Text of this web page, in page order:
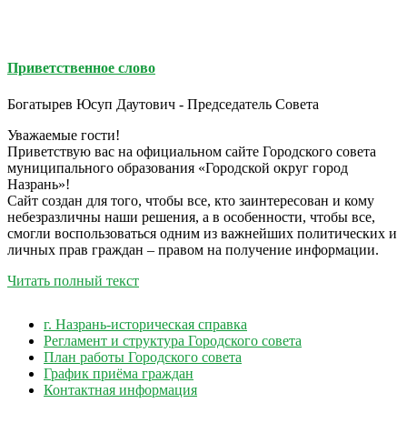
Приветственное слово
Богатырев Юсуп Даутович - Председатель Совета
Уважаемые гости!
Приветствую вас на официальном сайте Городского совета
муниципального образования «Городской округ город
Назрань»!
Сайт создан для того, чтобы все, кто заинтересован и кому
небезразличны наши решения, а в особенности, чтобы все,
смогли воспользоваться одним из важнейших политических и
личных прав граждан – правом на получение информации.
Читать полный текст
г. Назрань-историческая справка
Регламент и структура Городского совета
План работы Городского совета
График приёма граждан
Контактная информация